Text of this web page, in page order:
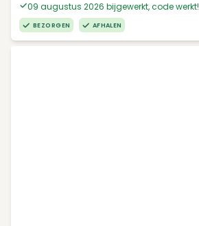
09 augustus 2026 bijgewerkt, code werkt!
BEZORGEN AFHALEN